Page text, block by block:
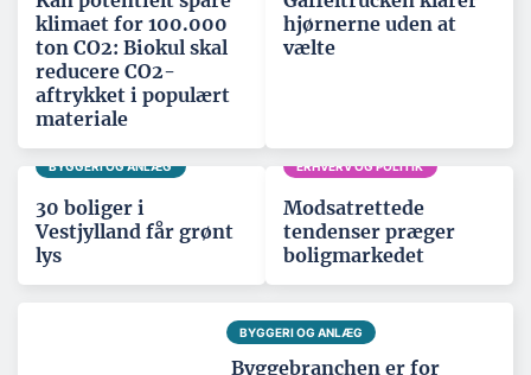
klimaet for 100.000
ton CO2: Biokul skal
reducere CO2-
aftrykket i populært
materiale
hjørnerne uden at
vælte
BYGGERI OG ANLÆG
30 boliger i
Vestjylland får grønt
lys
ERHVERV OG POLITIK
Modsatrettede
tendenser præger
boligmarkedet
BYGGERI OG ANLÆG
Byggebranchen er for